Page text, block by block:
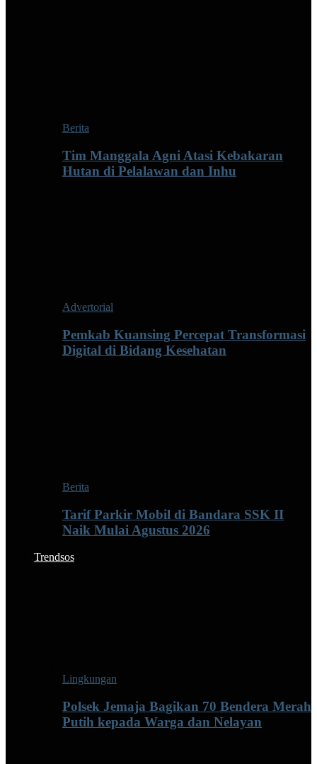
Berita
Tim Manggala Agni Atasi Kebakaran
Hutan di Pelalawan dan Inhu
Advertorial
Pemkab Kuansing Percepat Transformasi
Digital di Bidang Kesehatan
Berita
Tarif Parkir Mobil di Bandara SSK II
Naik Mulai Agustus 2026
Trendsos
Lingkungan
Polsek Jemaja Bagikan 70 Bendera Merah
Putih kepada Warga dan Nelayan